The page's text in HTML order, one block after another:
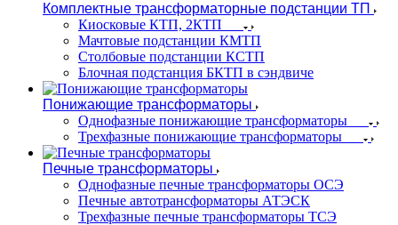
Комплектные трансформаторные подстанции ТП
Киосковые КТП, 2КТП
Мачтовые подстанции КМТП
Столбовые подстанции КСТП
Блочная подстанция БКТП в сэндвиче
Понижающие трансформаторы
Однофазные понижающие трансформаторы
Трехфазные понижающие трансформаторы
Печные трансформаторы
Однофазные печные трансформаторы ОСЭ
Печные автотрансформаторы АТЭСК
Трехфазные печные трансформаторы ТСЭ